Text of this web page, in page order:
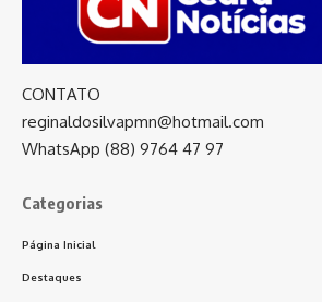
CONTATO
reginaldosilvapmn@hotmail.com
WhatsApp (88) 9764 47 97
Categorias
Página Inicial
Destaques